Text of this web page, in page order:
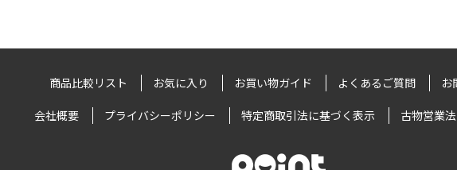
商品比較リスト お気に入り お買い物ガイド よくあるご質問 お
会社概要 プライバシーポリシー 特定商取引法に基づく表示 古物営業